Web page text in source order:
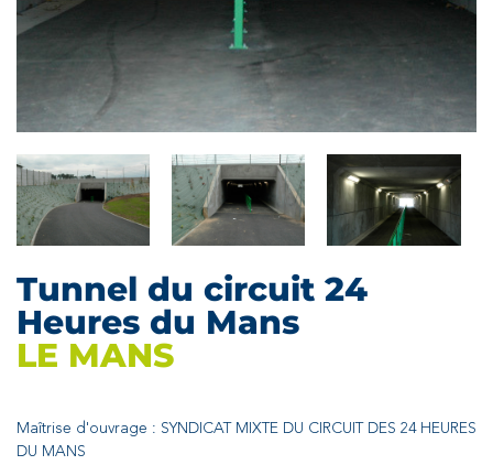
Tunnel du circuit 24
Heures du Mans
LE MANS
Maîtrise d'ouvrage : SYNDICAT MIXTE DU CIRCUIT DES 24 HEURES
DU MANS